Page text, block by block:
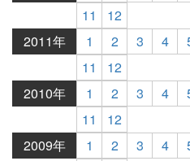
11
12
2011年
1 2 3 4
11
12
2010年
1 2 3 4
11
12
2009年
1 2 3 4